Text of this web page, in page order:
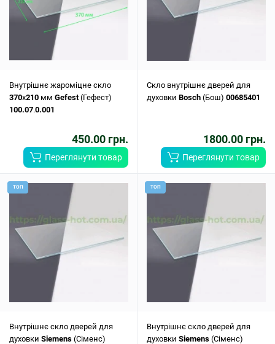
Внутрішнє жароміцне скло
370x210 мм Gefest(Гефест)
100.07.0.001
450.00 грн.
Переглянути товар
Скло внутрішнє дверей для
духовки Bosch (Бош) 00685401
1800.00 грн.
Переглянути товар
ТОП
Внутрішнє скло дверей для
духовки Siemens (Сіменс)
ТОП
Внутрішнє скло дверей для
духовки Siemens (Сіменс)